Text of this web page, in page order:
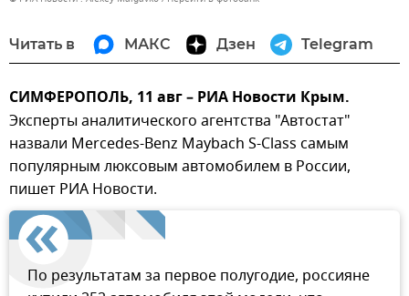
Читать в МАКС Дзен Telegram
СИМФЕРОПОЛЬ, 11 авг – РИА Новости Крым.
Эксперты аналитического агентства "Автостат"
назвали Mercedes-Benz Maybach S-Сlass самым
популярным люксовым автомобилем в России,
пишет РИА Новости.
По результатам за первое полугодие, россияне